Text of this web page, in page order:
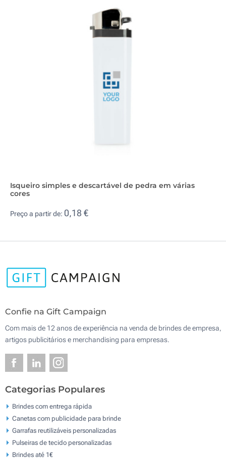
Isqueiro simples e descartável de pedra em várias
cores
Preço a partir de: 0,18 €
Confie na Gift Campaign
Com mais de 12 anos de experiência na venda de brindes de empresa,
artigos publicitários e merchandising para empresas.
Categorias Populares
Brindes com entrega rápida
Canetas com publicidade para brinde
Garrafas reutilizáveis personalizadas
Pulseiras de tecido personalizadas
Brindes até 1€